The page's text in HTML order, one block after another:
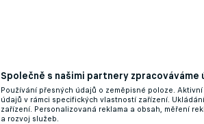
Společně s našimi partnery zpracováváme
Používání přesných údajů o zeměpisné poloze.
údajů v rámci specifických vlastností zařízení.
zařízení. Personalizovaná reklama a obsah, měření
a rozvoj služeb.